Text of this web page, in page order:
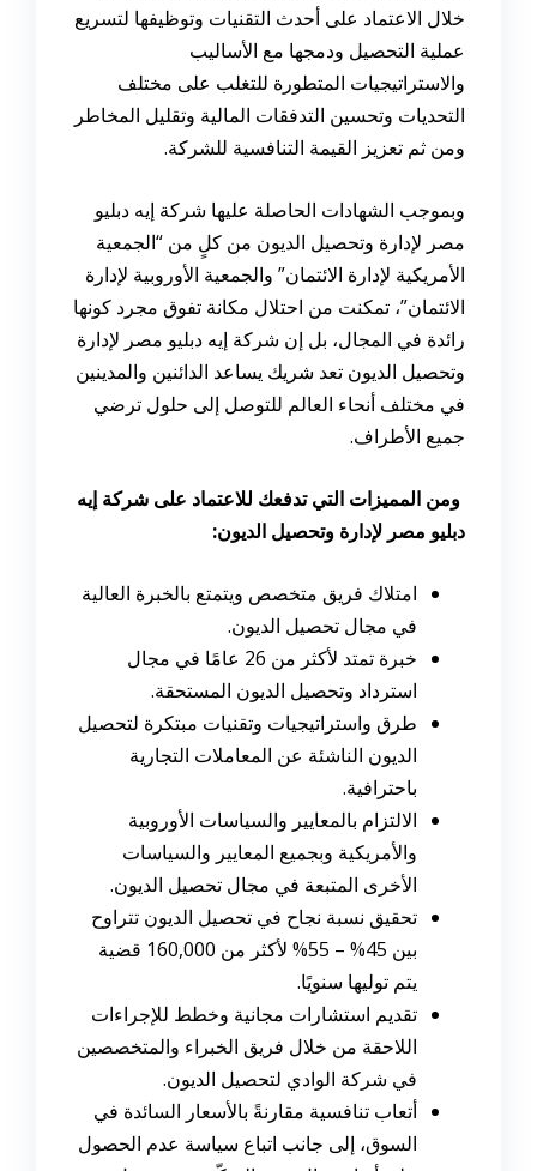
خلال الاعتماد على أحدث التقنيات وتوظيفها لتسريع
عملية التحصيل ودمجها مع الأساليب
والاستراتيجيات المتطورة للتغلب على مختلف
التحديات وتحسين التدفقات المالية وتقليل المخاطر
ومن ثم تعزيز القيمة التنافسية للشركة.
وبموجب الشهادات الحاصلة عليها شركة إيه دبليو
مصر لإدارة وتحصيل الديون من كلٍ من “الجمعية
الأمريكية لإدارة الائتمان” والجمعية الأوروبية لإدارة
الائتمان”، تمكنت من احتلال مكانة تفوق مجرد كونها
رائدة في المجال، بل إن شركة إيه دبليو مصر لإدارة
وتحصيل الديون تعد شريك يساعد الدائنين والمدينين
في مختلف أنحاء العالم للتوصل إلى حلول ترضي
جميع الأطراف.
ومن المميزات التي تدفعك للاعتماد على شركة إيه
دبليو مصر لإدارة وتحصيل الديون:
امتلاك فريق متخصص ويتمتع بالخبرة العالية
في مجال تحصيل الديون.
خبرة تمتد لأكثر من 26 عامًا في مجال
استرداد وتحصيل الديون المستحقة.
طرق واستراتيجيات وتقنيات مبتكرة لتحصيل
الديون الناشئة عن المعاملات التجارية
باحترافية.
الالتزام بالمعايير والسياسات الأوروبية
والأمريكية وبجميع المعايير والسياسات
الأخرى المتبعة في مجال تحصيل الديون.
تحقيق نسبة نجاح في تحصيل الديون تتراوح
بين 45% – 55% لأكثر من 160,000 قضية
يتم توليها سنويًا.
تقديم استشارات مجانية وخطط للإجراءات
اللاحقة من خلال فريق الخبراء والمتخصصين
في شركة الوادي لتحصيل الديون.
أتعاب تنافسية مقارنةً بالأسعار السائدة في
السوق، إلى جانب اتباع سياسة عدم الحصول